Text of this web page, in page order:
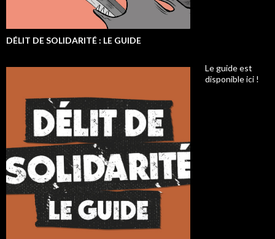
DÉLIT DE SOLIDARITÉ : LE GUIDE
Le guide est
disponible ici !